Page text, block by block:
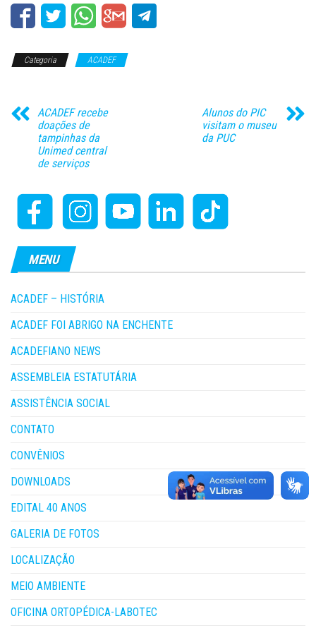
Categoria ACADEF
ACADEF recebe
doações de
tampinhas da
Unimed central
de serviços
Alunos do PIC
visitam o museu
da PUC
MENU
ACADEF – HISTÓRIA
ACADEF FOI ABRIGO NA ENCHENTE
ACADEFIANO NEWS
ASSEMBLEIA ESTATUTÁRIA
ASSISTÊNCIA SOCIAL
CONTATO
CONVÊNIOS
DOWNLOADS
EDITAL 40 ANOS
GALERIA DE FOTOS
LOCALIZAÇÃO
MEIO AMBIENTE
OFICINA ORTOPÉDICA-LABOTEC